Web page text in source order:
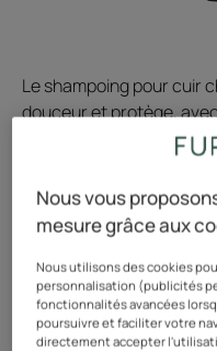
Le shampoing pour cuir
douceur et protège,
aux actifs 100%
Formule haute
Actifs 100% d’origine
contrôle dermatologique.
Nous vous
mesure grâce aux
Nous utilisons des cookies
personnalisation (publicités
fonctionnalités avancées
poursuivre et faciliter votre
directement accepter